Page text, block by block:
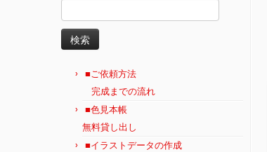
索:
■ご依頼方法
完成までの流れ
■色見本帳
無料貸し出し
■イラストデータの作成